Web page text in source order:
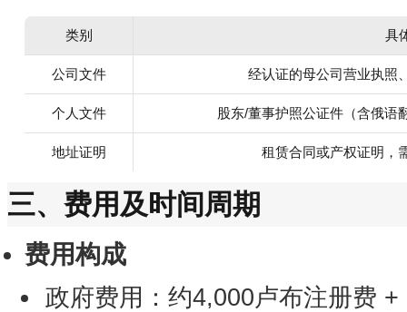
类别 具
公司文件 经认证的母公司营业执照
个人文件 股东/董事护照公证件（含俄
地址证明 租赁合同或产权证明，
三、费用及时间周期
费用构成
政府费用：约4,000卢布注册费